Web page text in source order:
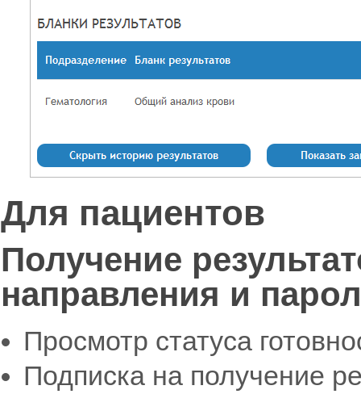
Для пациентов
Получение
направления и
Просмотр статуса
Подписка на получение